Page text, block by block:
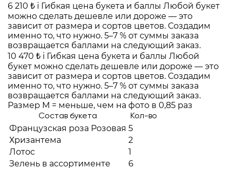
6 210 ₺ i Гибкая цена букета и баллы Любой букет
можно сделать дешевле или дороже — это
зависит от размера и сортов цветов. Создадим
именно то, что нужно. 5–7 % от суммы заказа
возвращается баллами на следующий заказ.
10 470 ₺ i Гибкая цена букета и баллы Любой
букет можно сделать дешевле или дороже — это
зависит от размера и сортов цветов. Создадим
именно то, что нужно. 5–7 % от суммы заказа
возвращается баллами на следующий заказ.
Размер M = меньше, чем на фото в 0,85 раз
Состав букета Кол-во
Французская роза Розовая 5
Хризантема
2
Лотос
1
Зелень в ассортименте
6